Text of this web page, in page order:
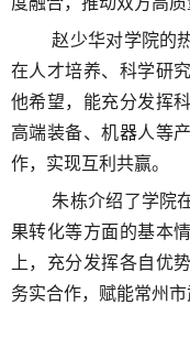
赵少华对学院的
在人才培养、科学研
他希望，能充分发挥
高端装备、机器人等
作，实现互利共赢。
朱栋介绍了学院
果转化等方面的基本情
上， 充分发挥各自优
务实合作，赋能常州市